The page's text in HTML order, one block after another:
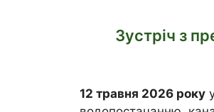
Зустріч з
12 травня 2026 року